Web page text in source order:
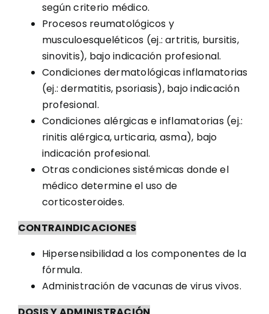
según criterio médico.
Procesos reumatológicos y
musculoesqueléticos (ej.: artritis, bursitis,
sinovitis), bajo indicación profesional.
Condiciones dermatológicas inflamatorias
(ej.: dermatitis, psoriasis), bajo indicación
profesional.
Condiciones alérgicas e inflamatorias (ej.:
rinitis alérgica, urticaria, asma), bajo
indicación profesional.
Otras condiciones sistémicas donde el
médico determine el uso de
corticosteroides.
CONTRAINDICACIONES
Hipersensibilidad a los componentes de la
fórmula.
Administración de vacunas de virus vivos.